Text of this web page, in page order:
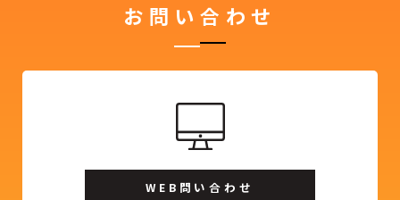
お問い合わせ
WEB問い合わせ